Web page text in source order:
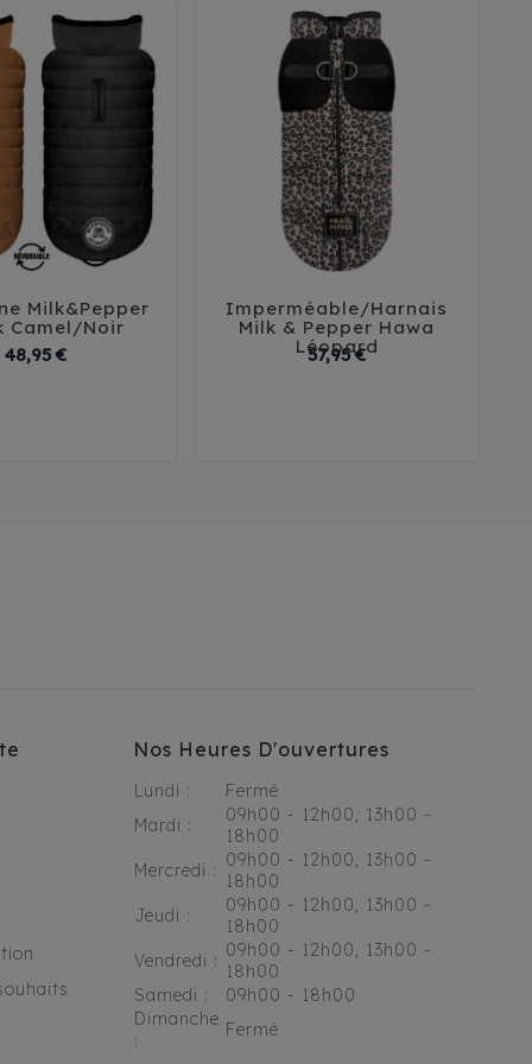
 
Milk&Pepper
Camel/Noir
48,95 €Prix
  
Imperméable/Harnais
Milk & Pepper Hawa
Léopard
57,95 €Prix
Nos Heures D'ouvertures
Lundi :
Fermé
Mardi :
09h00 - 12h00, 13h00 -
18h00
Mercredi : 09h00 - 12h00, 13h00 -
18h00
Jeudi :
09h00 - 12h00, 13h00 -
18h00
Vendredi : 09h00 - 12h00, 13h00 -
18h00
Samedi :
09h00 - 18h00
Dimanche
:
Fermé